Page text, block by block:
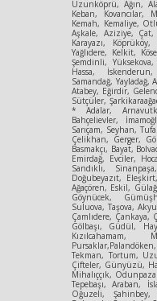
Uzunköprü, Ağın,
Keban, Kovancılar,
Kemah, Kemaliye,
Aşkale, Aziziye, Çat,
Karayazı,
Yağlıdere, Kelkit,
Şemdinli,
Hassa,
Samandağ,
Atabey, Eğirdir,
Sütçüler,
* Adalar,
Bahçelievler,
Sarıçam, Seyhan,
Çelikhan, Gerger,
Basmakçı, Bayat,
Emirdağ, Evciler,
Sandıklı,
Doğubeyazıt,
Ağaçören, Eskil,
Göynücek,
Suluova, Taşova,
Çamlıdere, Çankaya,
Gölbaşı, Güdül,
Kızılcahamam,
Tekman, Tortum,
Çifteler, Günyüzü,
Mihalıççık,
Tepebaşı, Araban,
Oğuzeli,